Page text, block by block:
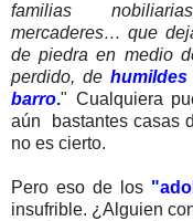
familias
mercaderes… que
de piedra en medio
perdido, dehumildes
barro." Cualquiera
aún bastantes casas
no es cierto.
Pero eso de los
insufrible. ¿Alguien